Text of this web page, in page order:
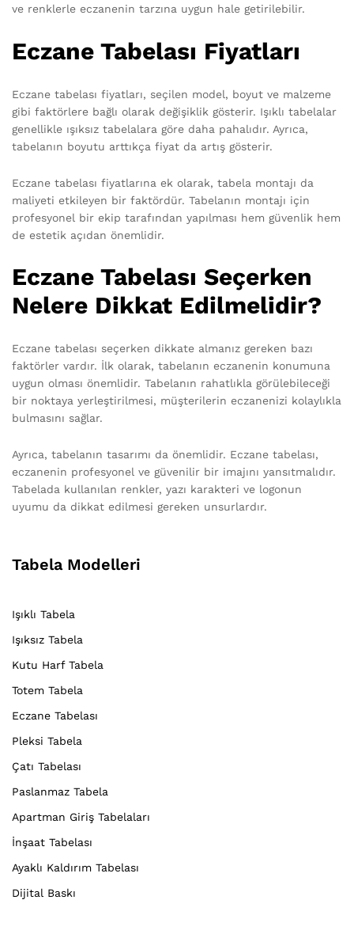
ve renklerle eczanenin tarzına uygun hale getirilebilir.
Eczane Tabelası Fiyatları
Eczane tabelası fiyatları, seçilen model, boyut ve malzeme
gibi faktörlere bağlı olarak değişiklik gösterir. Işıklı tabelalar
genellikle ışıksız tabelalara göre daha pahalıdır. Ayrıca,
tabelanın boyutu arttıkça fiyat da artış gösterir.
Eczane tabelası fiyatlarına ek olarak, tabela montajı da
maliyeti etkileyen bir faktördür. Tabelanın montajı için
profesyonel bir ekip tarafından yapılması hem güvenlik hem
de estetik açıdan önemlidir.
Eczane Tabelası Seçerken
Nelere Dikkat Edilmelidir?
Eczane tabelası seçerken dikkate almanız gereken bazı
faktörler vardır. İlk olarak, tabelanın eczanenin konumuna
uygun olması önemlidir. Tabelanın rahatlıkla görülebileceği
bir noktaya yerleştirilmesi, müşterilerin eczanenizi kolaylıkla
bulmasını sağlar.
Ayrıca, tabelanın tasarımı da önemlidir. Eczane tabelası,
eczanenin profesyonel ve güvenilir bir imajını yansıtmalıdır.
Tabelada kullanılan renkler, yazı karakteri ve logonun
uyumu da dikkat edilmesi gereken unsurlardır.
Tabela Modelleri
Işıklı Tabela
Işıksız Tabela
Kutu Harf Tabela
Totem Tabela
Eczane Tabelası
Pleksi Tabela
Çatı Tabelası
Paslanmaz Tabela
Apartman Giriş Tabelaları
İnşaat Tabelası
Ayaklı Kaldırım Tabelası
Dijital Baskı